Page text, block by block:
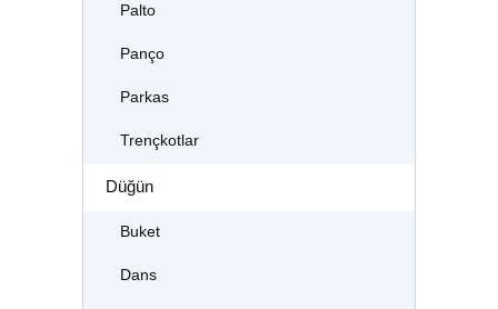
Palto
Panço
Parkas
Trençkotlar
Düğün
Buket
Dans